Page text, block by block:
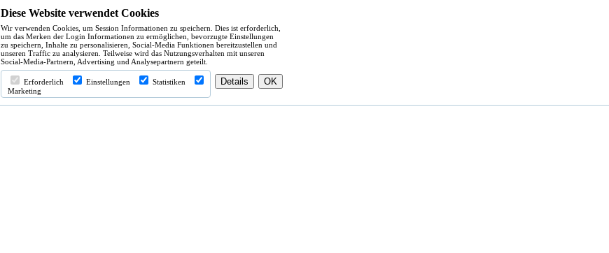
Diese Website verwendet Cookies
Wir verwenden Cookies, um Session Informationen zu speichern. Dies ist erforderlich,
um das Merken der Login Informationen zu ermöglichen, bevorzugte Einstellungen
zu speichern, Inhalte zu personalisieren, Social-Media Funktionen bereitzustellen und
unseren Traffic zu analysieren. Teilweise wird das Nutzungsverhalten mit unseren
Social-Media-Partnern, Advertising und Analysepartnern geteilt.
Erforderlich Einstellungen
Statistiken
Marketing